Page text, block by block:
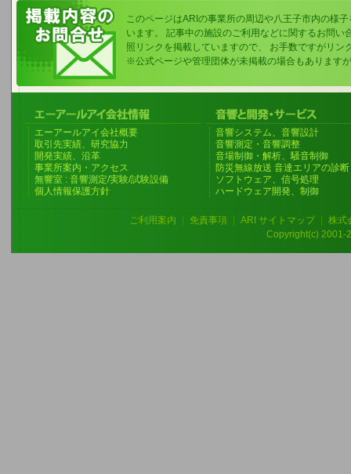
このページはARIの事業所の周辺や八王子市内の様
います。 記事中の施設のご利用などに関するお問い
照リンクを掲載していますので、 お手数ですがリン
※公式ページや管理団体が未掲載の場合もあります
エーアールアイ会社概要
取引先実績、研究協力
開発実績、沿革
事業所案内・アクセス
無響室 : 音響測定/実験/試験設備
個人情報保護方針
音響システム、音響設計
音響測定・音響調整
音場制御・解析、騒音制御
防災無線放送 音達エリアの診断
ソフトウェア、信号処理
ハードウェア開発、制御
ご利用案内 免責事項 ARI サイトマップ
株式
Copyright(c) 2001-